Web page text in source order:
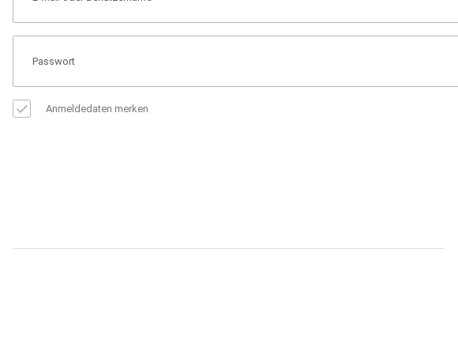
Anmeldedaten merken